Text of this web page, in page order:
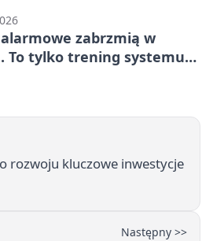
zabrzmią w
To tylko trening systemu
rozwoju kluczowe inwestycje
Następny >>